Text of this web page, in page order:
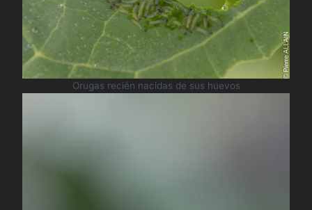
Orugas recién nacidas de sus huevos